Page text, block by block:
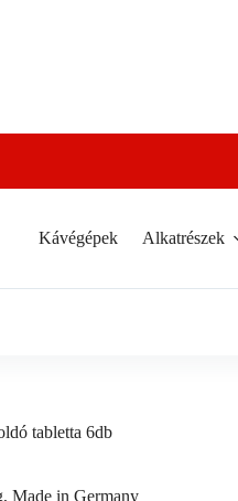
Kávégépek Alkatrészek
tabletta 6db